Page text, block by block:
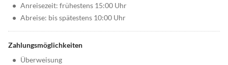
• Anreisezeit: frühestens 15:00 Uhr
• Abreise: bis spätestens 10:00 Uhr
Zahlungsmöglichkeiten
• Überweisung